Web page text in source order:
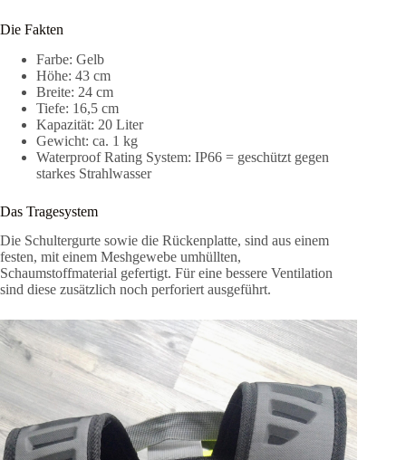
Die Fakten
Farbe: Gelb
Höhe: 43 cm
Breite: 24 cm
Tiefe: 16,5 cm
Kapazität: 20 Liter
Gewicht: ca. 1 kg
Waterproof Rating System: IP66 = geschützt gegen
starkes Strahlwasser
Das Tragesystem
Die Schultergurte sowie die Rückenplatte, sind aus einem
festen, mit einem Meshgewebe umhüllten,
Schaumstoffmaterial gefertigt. Für eine bessere Ventilation
sind diese zusätzlich noch perforiert ausgeführt.